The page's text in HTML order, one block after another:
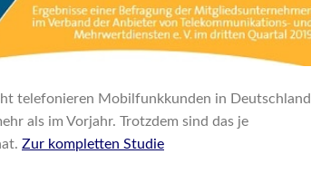
telefonieren Mobilfunkkunden in Deutschland
als im Vorjahr. Trotzdem sind das je
Zur kompletten Studie